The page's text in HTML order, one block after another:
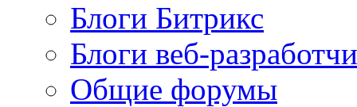
Блоги Битрикс
Блоги веб-
Общие форумы